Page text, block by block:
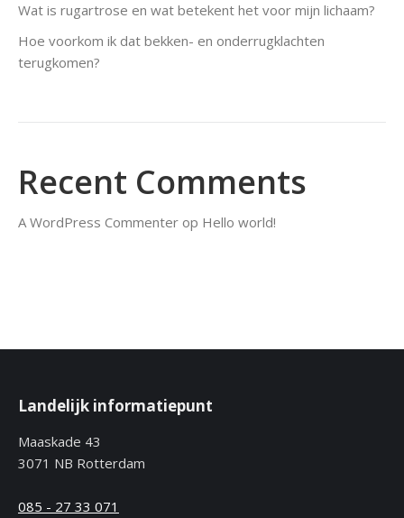
Wat is rugartrose en wat betekent het voor mijn lichaam?
Hoe voorkom ik dat bekken- en onderrugklachten
terugkomen?
Recent Comments
A WordPress Commenter op Hello world!
Landelijk informatiepunt
Maaskade 43
3071 NB Rotterdam
085 - 27 33 071